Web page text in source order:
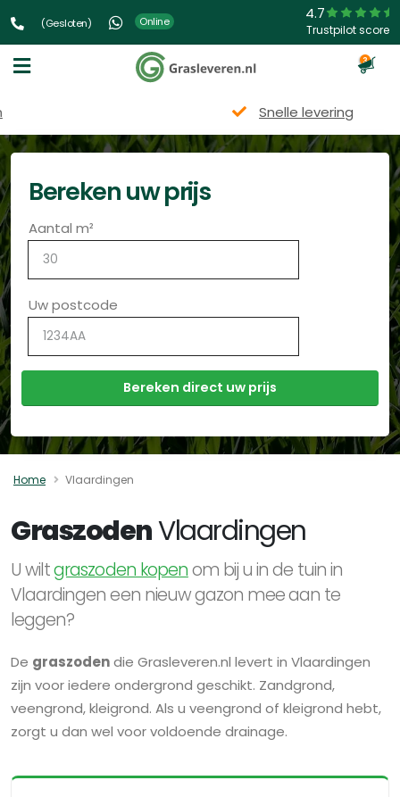
(Gesloten) Online 4.7
Trustpilot score
3
Snelle levering
Bereken uw prijs
Aantal m²
Uw postcode
Home Vlaardingen
GraszodenVlaardingen
U wiltgraszoden kopenom bij u in de tuin in
Vlaardingen een nieuw gazon mee aan te
leggen?
De graszodendie Grasleveren.nl levert in Vlaardingen
zijn voor iedere ondergrond geschikt. Zandgrond,
veengrond, kleigrond. Als u veengrond of kleigrond hebt,
zorgt u dan wel voor voldoende drainage.